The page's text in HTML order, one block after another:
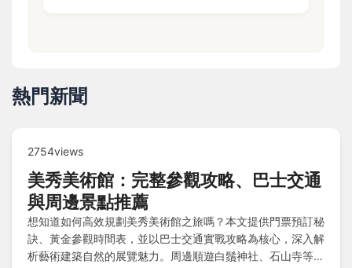
熱門新聞
2754views
美秀美術館：完整參觀攻略、巴士交通
與周邊景點推薦
想知道如何高效規劃美秀美術館之旅嗎？本文提供門票預訂秘
訣、黃金參觀時間表，並以巴士交通實戰攻略為核心，深入解
析藝術建築自然的展覽魅力。周邊順遊白鬚神社、石山寺等景